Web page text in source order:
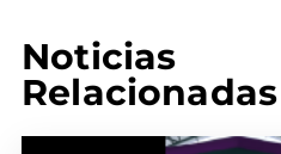
Noticias
Relacionadas